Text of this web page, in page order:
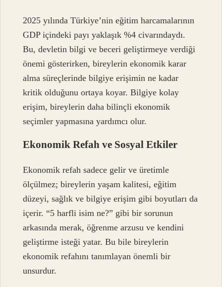
2025 yılında Türkiye’nin eğitim harcamalarının
GDP içindeki payı yaklaşık %4 civarındaydı.
Bu, devletin bilgi ve beceri geliştirmeye verdiği
önemi gösterirken, bireylerin ekonomik karar
alma süreçlerinde bilgiye erişimin ne kadar
kritik olduğunu ortaya koyar. Bilgiye kolay
erişim, bireylerin daha bilinçli ekonomik
seçimler yapmasına yardımcı olur.
Ekonomik Refah ve Sosyal Etkiler
Ekonomik refah sadece gelir ve üretimle
ölçülmez; bireylerin yaşam kalitesi, eğitim
düzeyi, sağlık ve bilgiye erişim gibi boyutları da
içerir. “5 harfli isim ne?” gibi bir sorunun
arkasında merak, öğrenme arzusu ve kendini
geliştirme isteği yatar. Bu bile bireylerin
ekonomik refahını tanımlayan önemli bir
unsurdur.